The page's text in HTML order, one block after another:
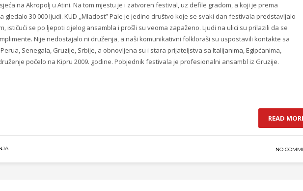
na Akropolj u Atini. Na tom mjestu je i zatvoren festival,uz defile gradom, a koji je prema
30 000 ljudi. KUD ,,Mladost”Pale je jedino društvo koje se svaki dan festivala predstavljalo
ističući se po ljepoti cijelog ansambla i prošli su veoma zapaženo. Ljudi na ulici su prilazili da se
Nije nedostajalo ni druženja, a naši komunikativni folkloraši su uspostavili kontakte sa
Senegala, Gruzije, Srbije, a obnovljena su i stara prijateljstva sa Italijanima, Egipćanima,
počelo na Kipru 2009. godine. Pobjednik festivala je profesionalni ansambl iz Gruzije.
READ
NO